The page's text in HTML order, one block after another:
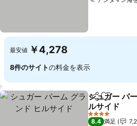
最安値 ￥4,278
8件のサイトの料金を表示
シェアお気に
シュガー パ
ルサイド
4 ホテルのランク
8.4 満足